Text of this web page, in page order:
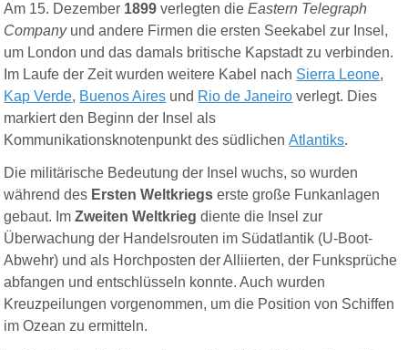
Am 15. Dezember 1899 verlegten dieEastern Telegraph
Companyund andere Firmen die ersten Seekabel zur Insel,
um London und das damals britische Kapstadt zu verbinden.
Im Laufe der Zeit wurden weitere Kabel nach Sierra Leone,
Kap Verde, Buenos Aires und Rio de Janeiro verlegt. Dies
markiert den Beginn der Insel als
Kommunikationsknotenpunkt des südlichenAtlantiks.
Die militärische Bedeutung der Insel wuchs, so wurden
während des Ersten Weltkriegs erste große Funkanlagen
gebaut. ImZweiten Weltkrieg diente die Insel zur
Überwachung der Handelsrouten im Südatlantik (U-Boot-
Abwehr) und als Horchposten der Alliierten, der Funksprüche
abfangen und entschlüsseln konnte. Auch wurden
Kreuzpeilungen vorgenommen, um die Position von Schiffen
im Ozean zu ermitteln.